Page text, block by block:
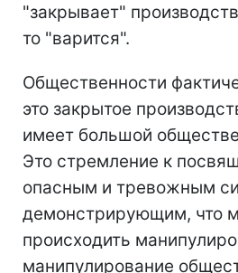
"закрывает"
то "варится".
Общественности
это закрытое
имеет большой
Это стремление к
опасным и тревожным
демонстрирующим, что
происходить
манипулирование